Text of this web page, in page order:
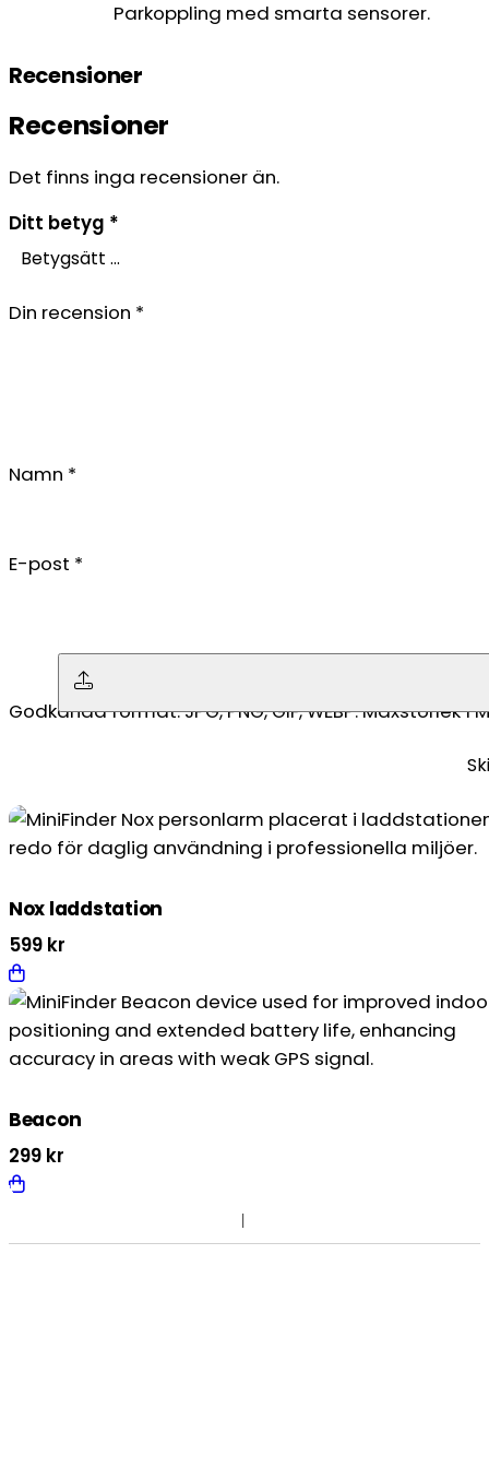
Parkoppling med smarta sensorer.
Recensioner
Recensioner
Det finns inga recensioner än.
Ditt betyg *
Din recension *
Namn *
E-post *
Ingen fil vald
Godkända format: JPG, PNG, GIF, WEBP. Maxstorlek 1
Nox laddstation
599 kr
Beacon
299 kr